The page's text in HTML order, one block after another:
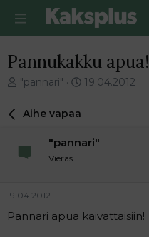
Pannukakku apua!
V
e
i
t
u
"pannari"
E
m
m
n
19.04.2012
Aihe vapaa
"pannari"
Vieras
19.04.2012
Pannari apua kaivattaisiin!